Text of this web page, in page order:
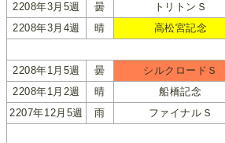
2208年3月5週 曇 トリトンＳ
2208年3月4週
晴 高松宮記念
2208年1月5週 曇 シルクロードＳ
2208年1月2週
晴 船橋記念
2207年12月5週
雨 ファイナルＳ